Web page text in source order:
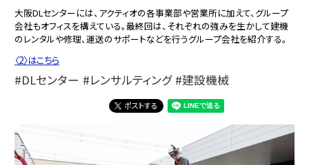
大阪DLセンターには、アクティオの各事業部や営業所に加えて、グループ
会社もオフィスを構えている。最終回は、それぞれの強みを生かして建機
のレンタルや修理、運送のサポートなどを行うグループ会社を紹介する。
〈2〉はこちら
DLセンター レンサルティング 建設機械
ポストする